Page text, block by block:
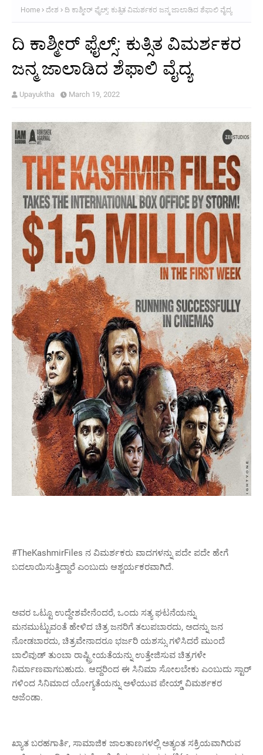
Home ದೇಶ ದಿ ಕಾಶ್ಮೀರ್ ಫೈಲ್ಸ್‌: ಕುತ್ಸಿತ ವಿಮರ್ಶಕರ ಜನ್ಮ ಜಾಲಾಡಿದ ಶೆಫಾಲಿ ವೈದ್ಯ
ದಿ ಕಾಶ್ಮೀರ್ ಫೈಲ್ಸ್‌: ಕುತ್ಸಿತ ವಿಮರ್ಶಕರ
ಜನ್ಮ ಜಾಲಾಡಿದ ಶೆಫಾಲಿ ವೈದ್ಯ
Upayuktha March 19, 2022
#TheKashmirFiles ನ ವಿಮರ್ಶಕರು ವಾದಗಳನ್ನು ಪದೇ ಪದೇ ಹೇಗೆ
ಬದಲಾಯಿಸುತ್ತಿದ್ದಾರೆ ಎಂಬುದು ಆಶ್ಚರ್ಯಕರವಾಗಿದೆ.
ಅವರ ಒಟ್ಟೂ ಉದ್ದೇಶವೇನೆಂದರೆ, ಒಂದು ಸತ್ಯ ಘಟನೆಯನ್ನು
ಮನಮುಟ್ಟುವಂತೆ ಹೇಳಿದ ಚಿತ್ರ ಜನರಿಗೆ ತಲುಪಬಾರದು, ಅದನ್ನು ಜನ
ನೋಡಬಾರದು, ಚಿತ್ರವೇನಾದರೂ ಭರ್ಜರಿ ಯಶಸ್ಸು ಗಳಿಸಿದರೆ ಮುಂದೆ
ಬಾಲಿವುಡ್‌ ತುಂಬಾ ರಾಷ್ಟ್ರೀಯತೆಯನ್ನು ಉತ್ತೇಜಿಸುವ ಚಿತ್ರಗಳೇ
ನಿರ್ಮಾಣವಾಗಬಹುದು. ಆದ್ದರಿಂದ ಈ ಸಿನಿಮಾ ಸೋಲಬೇಕು ಎಂಬುದು ಸ್ಟಾರ್‌
ಗಳಿಂದ ಸಿನಿಮಾದ ಯೋಗ್ಯತೆಯನ್ನು ಅಳೆಯುವ ಪೇಯ್ಡ್‌ ವಿಮರ್ಶಕರ
ಅಜೆಂಡಾ.
ಖ್ಯಾತ ಬರಹಗಾರ್ತಿ, ಸಾಮಾಜಿಕ ಜಾಲತಾಣಗಳಲ್ಲಿ ಅತ್ಯಂತ ಸಕ್ರಿಯವಾಗಿರುವ